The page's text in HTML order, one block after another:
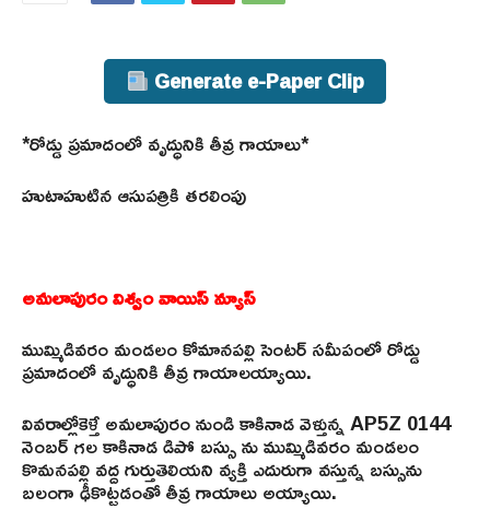
Generate e-Paper Clip
*రోడ్డు ప్రమాదంలో వృద్ధునికి తీవ్ర గాయాలు*
హుటాహుటిన ఆసుపత్రికి తరలింపు
అమలాపురం విశ్వం వాయిస్ న్యూస్
ముమ్మిడివరం మండలం కోమానపల్లి సెంటర్ సమీపంలో రోడ్డు
ప్రమాదంలో వృద్ధునికి తీవ్ర గాయాలయ్యాయి.
వివరాల్లోకెళ్తే అమలాపురం నుండి కాకినాడ వెళ్తున్న AP5Z 0144
నెంబర్ గల కాకినాడ డిపో బస్సు ను ముమ్మిడివరం మండలం
కొమనపల్లి వద్ద గుర్తుతెలియని వ్యక్తి ఎదురుగా వస్తున్న బస్సును
బలంగా ఢీకొట్టడంతో తీవ్ర గాయాలు అయ్యాయి.